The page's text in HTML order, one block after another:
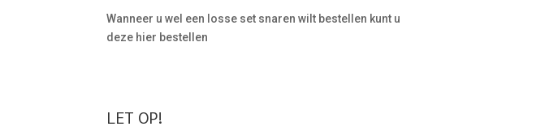
Wanneer u wel een losse set snaren wilt bestellen kunt u
deze hier bestellen
LET OP!